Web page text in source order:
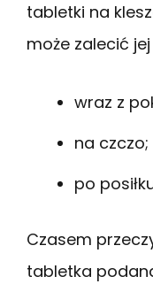
tabletki na
może zalecić
wraz z
na czczo;
po
Czasem
tabletka